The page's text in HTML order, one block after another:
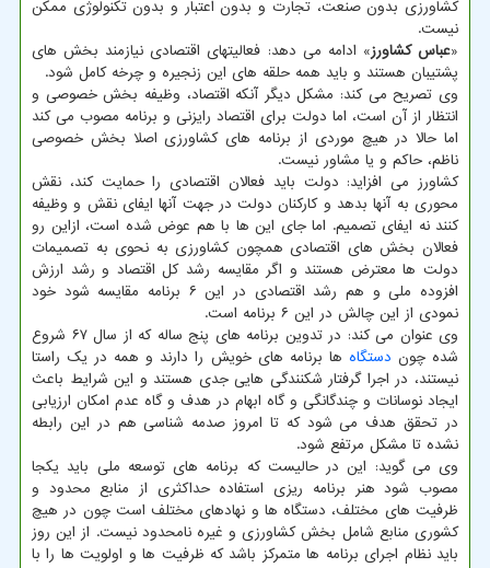
کشاورزی بدون صنعت، تجارت و بدون اعتبار و بدون تکنولوژی ممکن
نیست.
«عباس کشاورز» ادامه می دهد: فعالیتهای اقتصادی نیازمند بخش های
پشتیبان هستند و باید همه حلقه های این زنجیره و چرخه کامل شود.
وی تصریح می کند: مشکل دیگر آنکه اقتصاد، وظیفه بخش خصوصی و
انتظار از آن است، اما دولت برای اقتصاد رایزنی و برنامه مصوب می کند
اما حالا در هیچ موردی از برنامه های کشاورزی اصلا بخش خصوصی
ناظم، حاکم و یا مشاور نیست.
کشاورز می افزاید: دولت باید فعالان اقتصادی را حمایت کند، نقش
محوری به آنها بدهد و کارکنان دولت در جهت آنها ایفای نقش و وظیفه
کنند نه ایفای تصمیم. اما جای این ها با هم عوض شده است، ازاین رو
فعالان بخش های اقتصادی همچون کشاورزی به نحوی به تصمیمات
دولت ها معترض هستند و اگر مقایسه رشد کل اقتصاد و رشد ارزش
افزوده ملی و هم رشد اقتصادی در این ۶ برنامه مقایسه شود خود
نمودی از این چالش در این ۶ برنامه است.
وی عنوان می کند: در تدوین برنامه های پنج ساله که از سال ۶۷ شروع
شده چون دستگاه ها برنامه های خویش را دارند و همه در یک راستا
نیستند، در اجرا گرفتار شکنندگی هایی جدی هستند و این شرایط باعث
ایجاد نوسانات و چندگانگی و گاه ابهام در هدف و گاه عدم امکان ارزیابی
در تحقق هدف می شود که تا امروز صدمه شناسی هم در این رابطه
نشده تا مشکل مرتفع شود.
وی می گوید: این در حالیست که برنامه های توسعه ملی باید یکجا
مصوب شود هنر برنامه ریزی استفاده حداکثری از منابع محدود و
ظرفیت های مختلف، دستگاه ها و نهادهای مختلف است چون در هیچ
کشوری منابع شامل بخش کشاورزی و غیره نامحدود نیست. از این روز
باید نظام اجرای برنامه ها متمرکز باشد که ظرفیت ها و اولویت ها را با